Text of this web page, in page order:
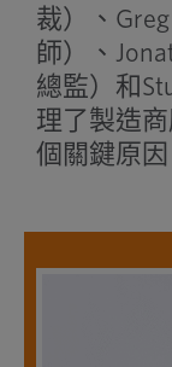
裁）、
師）、
總監）和
理了製造
個關鍵原因